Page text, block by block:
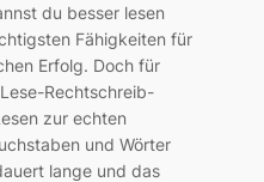
du besser lesen
Fähigkeiten für
Erfolg. Doch für
Rechtschreib-
zur echten
und Wörter
lange und das